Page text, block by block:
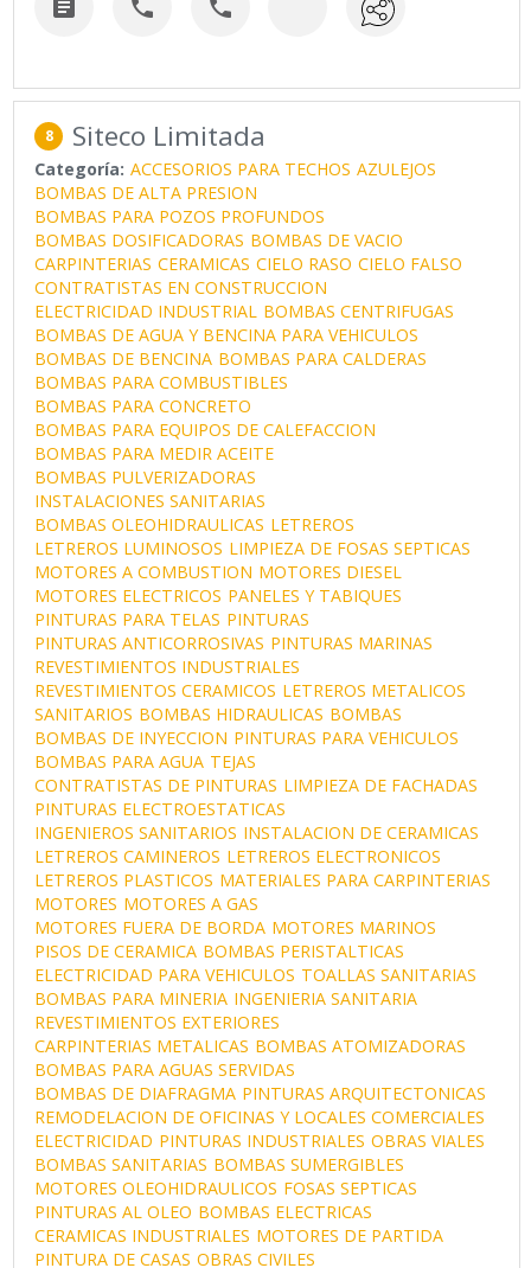
  
8 Siteco Limitada
Categoría: ACCESORIOS PARA TECHOS AZULEJOS
BOMBAS DE ALTA PRESION
BOMBAS PARA POZOS PROFUNDOS
BOMBAS DOSIFICADORAS BOMBAS DE VACIO
CARPINTERIAS CERAMICAS CIELO RASO CIELO FALSO
CONTRATISTAS EN CONSTRUCCION
ELECTRICIDAD INDUSTRIAL BOMBAS CENTRIFUGAS
BOMBAS DE AGUA Y BENCINA PARA VEHICULOS
BOMBAS DE BENCINA BOMBAS PARA CALDERAS
BOMBAS PARA COMBUSTIBLES
BOMBAS PARA CONCRETO
BOMBAS PARA EQUIPOS DE CALEFACCION
BOMBAS PARA MEDIR ACEITE
BOMBAS PULVERIZADORAS
INSTALACIONES SANITARIAS
BOMBAS OLEOHIDRAULICAS LETREROS
LETREROS LUMINOSOS LIMPIEZA DE FOSAS SEPTICAS
MOTORES A COMBUSTION MOTORES DIESEL
MOTORES ELECTRICOS PANELES Y TABIQUES
PINTURAS PARA TELAS PINTURAS
PINTURAS ANTICORROSIVAS PINTURAS MARINAS
REVESTIMIENTOS INDUSTRIALES
REVESTIMIENTOS CERAMICOS LETREROS METALICOS
SANITARIOS BOMBAS HIDRAULICAS BOMBAS
BOMBAS DE INYECCION PINTURAS PARA VEHICULOS
BOMBAS PARA AGUA TEJAS
CONTRATISTAS DE PINTURAS LIMPIEZA DE FACHADAS
PINTURAS ELECTROESTATICAS
INGENIEROS SANITARIOS INSTALACION DE CERAMICAS
LETREROS CAMINEROS LETREROS ELECTRONICOS
LETREROS PLASTICOS MATERIALES PARA CARPINTERIAS
MOTORES MOTORES A GAS
MOTORES FUERA DE BORDA MOTORES MARINOS
PISOS DE CERAMICA BOMBAS PERISTALTICAS
ELECTRICIDAD PARA VEHICULOS TOALLAS SANITARIAS
BOMBAS PARA MINERIA INGENIERIA SANITARIA
REVESTIMIENTOS EXTERIORES
CARPINTERIAS METALICAS BOMBAS ATOMIZADORAS
BOMBAS PARA AGUAS SERVIDAS
BOMBAS DE DIAFRAGMA PINTURAS ARQUITECTONICAS
REMODELACION DE OFICINAS Y LOCALES COMERCIALES
ELECTRICIDAD PINTURAS INDUSTRIALES OBRAS VIALES
BOMBAS SANITARIAS BOMBAS SUMERGIBLES
MOTORES OLEOHIDRAULICOS FOSAS SEPTICAS
PINTURAS AL OLEO BOMBAS ELECTRICAS
CERAMICAS INDUSTRIALES MOTORES DE PARTIDA
PINTURA DE CASAS OBRAS CIVILES